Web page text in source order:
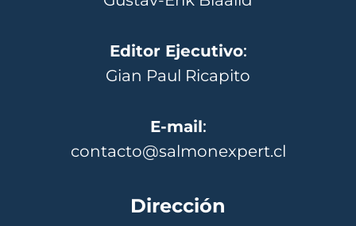
Editor Ejecutivo:
Gian Paul Ricapito
E-mail:
contacto@salmonexpert.cl
Dirección